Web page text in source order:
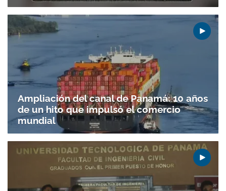
Gracias por suscribirte a nuestro boletín.
ACEPTAR
Ampliación del canal de Panamá: 10 años
de un hito que impulsó el comercio
mundial